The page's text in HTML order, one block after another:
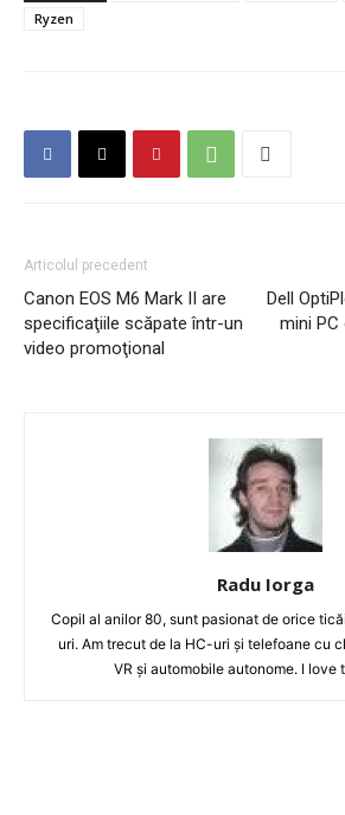
Ryzen
Articolul precedent
Canon EOS M6 Mark II are
specificaţiile scăpate într-un
video promoţional
Dell
mini
Radu Iorga
Copil al anilor 80, sunt pasionat de orice
uri. Am trecut de la HC-uri şi telefoane cu
VR şi automobile autonome. I love